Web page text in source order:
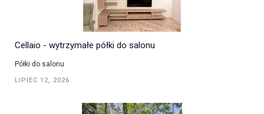
Cellaio - wytrzymałe półki do salonu
Półki do salonu
LIPIEC 12, 2026